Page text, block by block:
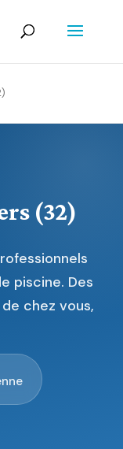
(32)
piscine. Des
chez vous,